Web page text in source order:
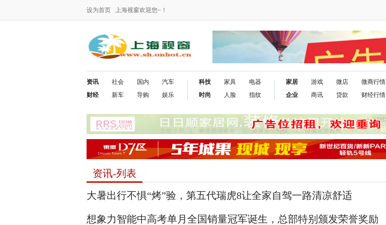
设为首页 上海视窗欢迎您~！
资讯
财经
社会
新车
国内
导购
汽车
娱乐
科技
时尚
家具
人脸
电器
指纹
家居
企业
游戏
商讯
微店
贷款
微商行情
财经行情
资讯-列表
大暑出行不惧“烤”验，第五代瑞虎8让全家自驾一路清凉舒适
想象力智能中高考单月全国销量冠军诞生，总部特别颁发荣誉奖励